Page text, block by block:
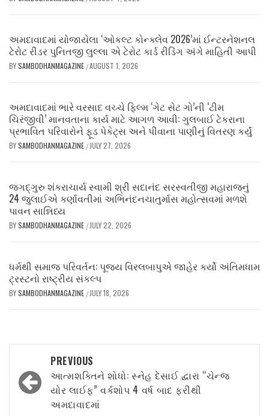
અમદાવાદમાં યોજાયેલા ‘ઓકલ્ટ કોન્ક્લેવ 2026’માં ઈન્ટરનેશનલ
ટેરોટ રીડર પુનિતજી લુલ્લા એ ટેરોટ કાર્ડ રીડિંગ અંગે માહિતી આપી
BYSAMBODHANMAGAZINE /AUGUST 1, 2026
અમદાવાદમાં ભારે વરસાદ વચ્ચે ફિલ્મ ‘ગેટ સેટ ગો’ની ‘ટીમ
ચિરંજીવી’ માનવતાના કાર્ય માટે આગળ આવી: ગુલબાઈ ટેકરાના
પ્રભાવિત પરિવારોને ફૂડ પેકેટ્સ અને પીવાના પાણીનું વિતરણ કર્યું
BYSAMBODHANMAGAZINE / JULY 27, 2026
જગદ્ગુરુ શંકરાચાર્ય સ્વામી શ્રી સદાનંદ સરસ્વતીજી મહારાજનું
24 જુલાઈએ કર્ણાવતીમાં અભિનંદનચાતુર્માસ મહોત્સવમાં મળશે
પાવન સાન્નિધ્ય
BYSAMBODHANMAGAZINE / JULY 22, 2026
ધર્મથી સમાજ પરિવર્તન: પૂજ્ય વિરલબાપુએ જાહેર કર્યો અંતિમધામ
ટ્રસ્ટનો રાષ્ટ્રીય સંકલ્પ
BYSAMBODHANMAGAZINE / JULY 18, 2026
navigation
PREVIOUS
આત્મશક્તિને શોધો: સ્નેહ દેસાઈ દ્વારા “ચેન્જ
યોર લાઈફ” વર્કશોપ 4 વર્ષ બાદ ફરીથી
અમદાવાદમાં